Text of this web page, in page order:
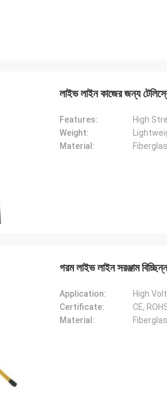
লাইভ লাইন কাজের জন্য
Features:
High
Weight:
Material:
গরম লাইভ লাইন সরঞ্জাম
Application:
High
Certificate:
CE,
Material: